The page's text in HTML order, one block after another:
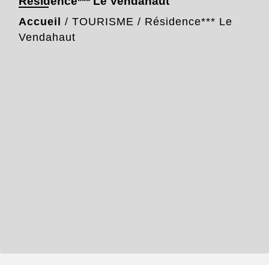
Accueil / TOURISME / Résidence*** Le
Vendahaut